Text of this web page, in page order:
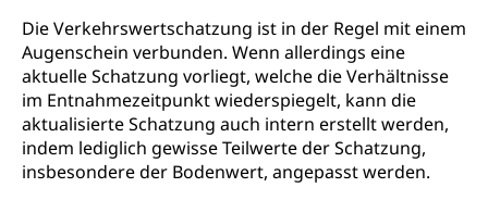
Die Verkehrswertschatzung ist in der Regel mit einem
Augenschein verbunden. Wenn allerdings eine
aktuelle Schatzung vorliegt, welche die Verhältnisse
im Entnahmezeitpunkt wiederspiegelt, kann die
aktualisierte Schatzung auch intern erstellt werden,
indem lediglich gewisse Teilwerte der Schatzung,
insbesondere der Bodenwert, angepasst werden.